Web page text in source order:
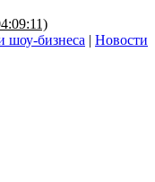
шоу-бизнеса | Новости